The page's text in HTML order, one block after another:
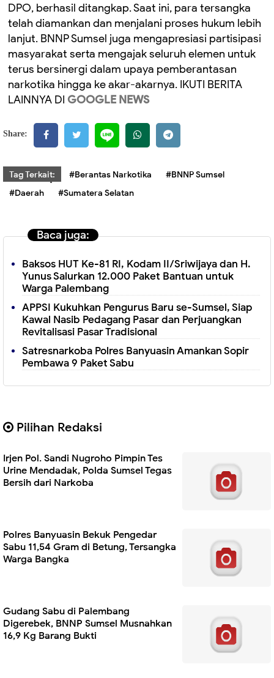
DPO, berhasil ditangkap. Saat ini, para tersangka
telah diamankan dan menjalani proses hukum lebih
lanjut. BNNP Sumsel juga mengapresiasi partisipasi
masyarakat serta mengajak seluruh elemen untuk
terus bersinergi dalam upaya pemberantasan
narkotika hingga ke akar-akarnya. IKUTI BERITA
LAINNYA DI GOOGLE NEWS
Share:
Tag Terkait: #Berantas Narkotika
#BNNP Sumsel
#Daerah
#Sumatera Selatan
Baca juga:
Baksos HUT Ke-81 RI, Kodam II/Sriwijaya dan H.
Yunus Salurkan 12.000 Paket Bantuan untuk
Warga Palembang
APPSI Kukuhkan Pengurus Baru se-Sumsel, Siap
Kawal Nasib Pedagang Pasar dan Perjuangkan
Revitalisasi Pasar Tradisional
Satresnarkoba Polres Banyuasin Amankan Sopir
Pembawa 9 Paket Sabu
Pilihan Redaksi
Irjen Pol. Sandi Nugroho Pimpin Tes
Urine Mendadak, Polda Sumsel Tegas
Bersih dari Narkoba
Polres Banyuasin Bekuk Pengedar
Sabu 11,54 Gram di Betung, Tersangka
Warga Bangka
Gudang Sabu di Palembang
Digerebek, BNNP Sumsel Musnahkan
16,9 Kg Barang Bukti